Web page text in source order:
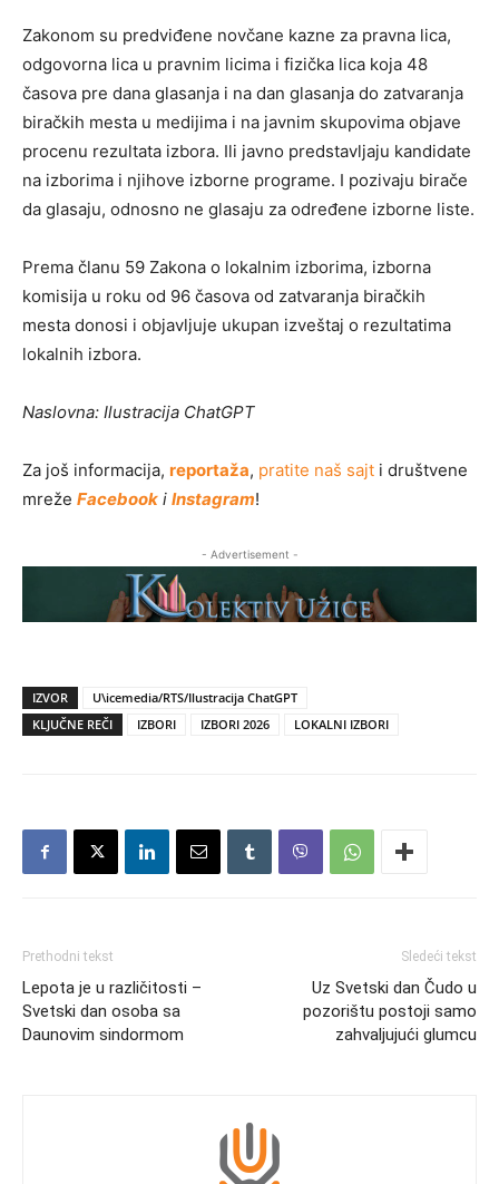
Zakonom su predviđene novčane kazne za pravna lica,
odgovorna lica u pravnim licima i fizička lica koja 48
časova pre dana glasanja i na dan glasanja do zatvaranja
biračkih mesta u medijima i na javnim skupovima objave
procenu rezultata izbora. Ili javno predstavljaju kandidate
na izborima i njihove izborne programe. I pozivaju birače
da glasaju, odnosno ne glasaju za određene izborne liste.
Prema članu 59 Zakona o lokalnim izborima, izborna
komisija u roku od 96 časova od zatvaranja biračkih
mesta donosi i objavljuje ukupan izveštaj o rezultatima
lokalnih izbora.
Naslovna: Ilustracija ChatGPT
Za još informacija, reportaža, pratite naš sajt i društvene
mreže Facebook i Instagram!
- Advertisement -
IZVOR
U\icemedia/RTS/Ilustracija ChatGPT
KLJUČNE REČI
IZBORI IZBORI 2026 LOKALNI IZBORI
Prethodni tekst
Lepota je u različitosti –
Svetski dan osoba sa
Daunovim sindormom
Sledeći tekst
Uz Svetski dan Čudo u
pozorištu postoji samo
zahvaljujući glumcu